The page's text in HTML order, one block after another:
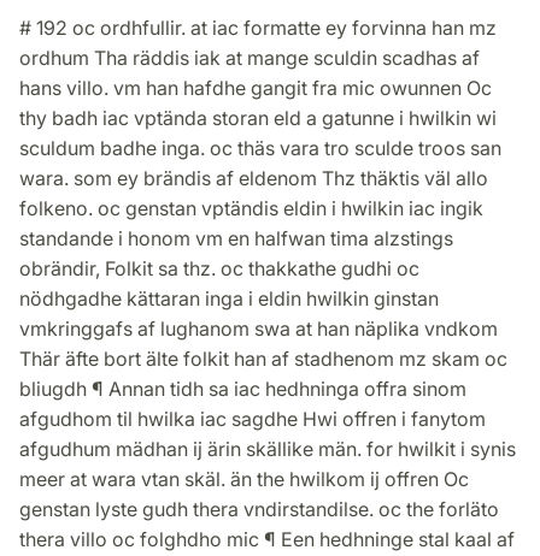
# 192 oc ordhfullir. at iac formatte ey forvinna han mz
ordhum Tha räddis iak at mange sculdin scadhas af
hans villo. vm han hafdhe gangit fra mic owunnen Oc
thy badh iac vptända storan eld a gatunne i hwilkin wi
sculdum badhe inga. oc thäs vara tro sculde troos san
wara. som ey brändis af eldenom Thz thäktis väl allo
folkeno. oc genstan vptändis eldin i hwilkin iac ingik
standande i honom vm en halfwan tima alzstings
obrändir, Folkit sa thz. oc thakkathe gudhi oc
nödhgadhe kättaran inga i eldin hwilkin ginstan
vmkringgafs af lughanom swa at han näplika vndkom
Thär äfte bort älte folkit han af stadhenom mz skam oc
bliugdh ¶ Annan tidh sa iac hedhninga offra sinom
afgudhom til hwilka iac sagdhe Hwi offren i fanytom
afgudhum mädhan ij ärin skällike män. for hwilkit i synis
meer at wara vtan skäl. än the hwilkom ij offren Oc
genstan lyste gudh thera vndirstandilse. oc the forläto
thera villo oc folghdho mic ¶ Een hedhninge stal kaal af